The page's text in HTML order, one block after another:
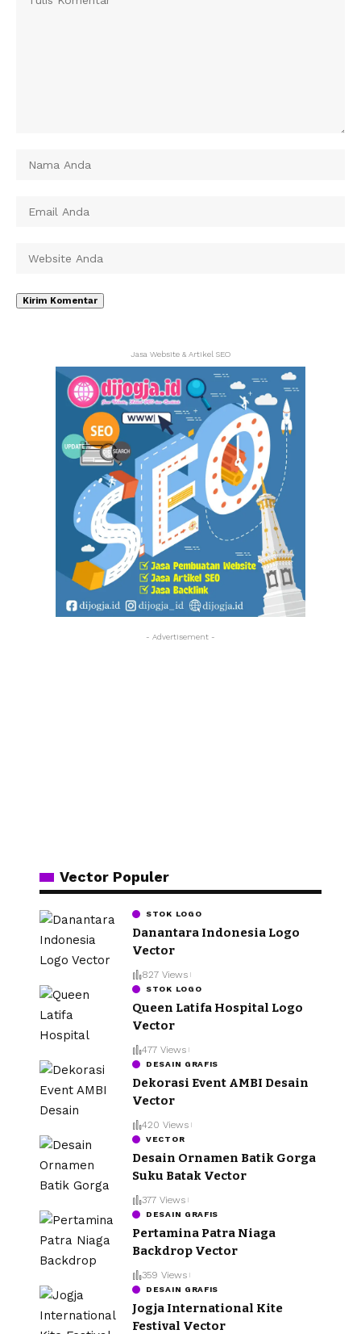
Jasa Website & Artikel SEO
- Advertisement -
Vector Populer
STOK LOGO
Danantara Indonesia Logo
Vector
827 Views
STOK LOGO
Queen Latifa Hospital Logo
Vector
477 Views
DESAIN GRAFIS
Dekorasi Event AMBI Desain
Vector
420 Views
VECTOR
Desain Ornamen Batik Gorga
Suku Batak Vector
377 Views
DESAIN GRAFIS
Pertamina Patra Niaga
Backdrop Vector
359 Views
DESAIN GRAFIS
Jogja International Kite
Festival Vector